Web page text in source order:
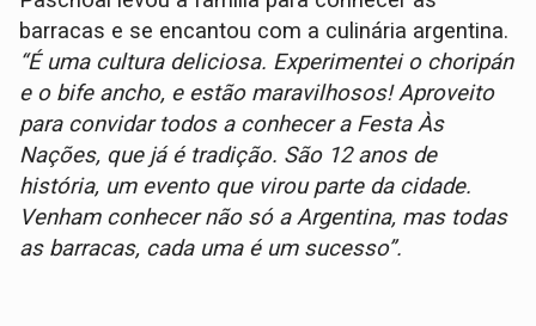
barracas e se encantou com a culinária argentina.
“É uma cultura deliciosa. Experimentei o choripán
e o bife ancho, e estão maravilhosos! Aproveito
para convidar todos a conhecer a Festa Às
Nações, que já é tradição. São 12 anos de
história, um evento que virou parte da cidade.
Venham conhecer não só a Argentina, mas todas
as barracas, cada uma é um sucesso”.